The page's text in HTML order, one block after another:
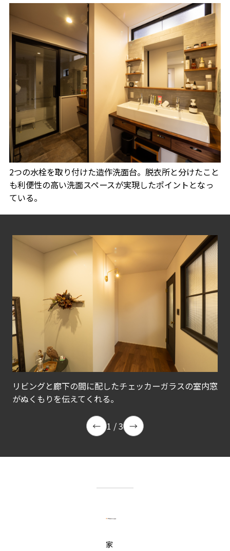
2つの水栓を取り付けた造作洗面台。脱衣所と分けたこと
も利便性の高い洗面スペースが実現したポイントとなっ
ている。
リビングと廊下の間に配したチェッカーガラスの室内窓
がぬくもりを伝えてくれる。
← 1 / 3 →
家